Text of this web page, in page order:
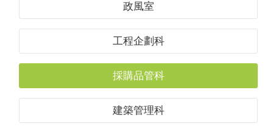
政風室
工程企劃科
採購品管科
建築管理科